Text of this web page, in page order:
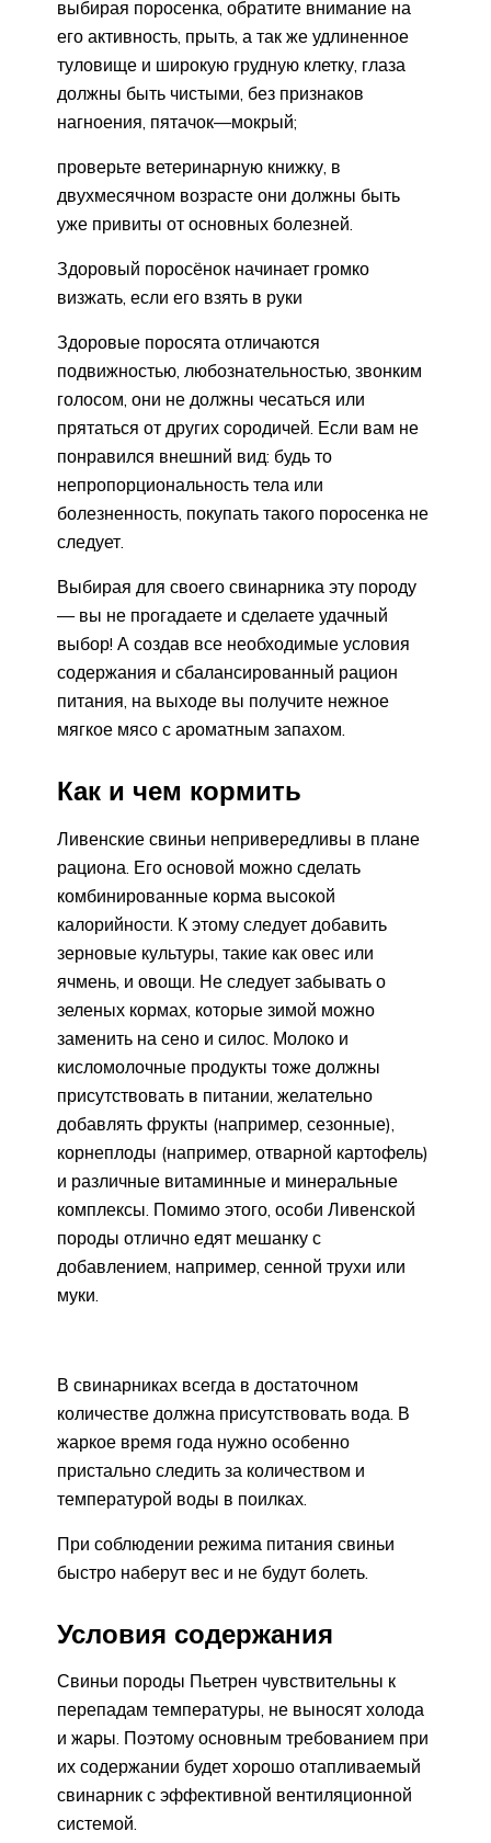
выбирая поросенка, обратите внимание на
его активность, прыть, а так же удлиненное
туловище и широкую грудную клетку, глаза
должны быть чистыми, без признаков
нагноения, пятачок—мокрый;
проверьте ветеринарную книжку, в
двухмесячном возрасте они должны быть
уже привиты от основных болезней.
Здоровый поросёнок начинает громко
визжать, если его взять в руки
Здоровые поросята отличаются
подвижностью, любознательностью, звонким
голосом, они не должны чесаться или
прятаться от других сородичей. Если вам не
понравился внешний вид: будь то
непропорциональность тела или
болезненность, покупать такого поросенка не
следует.
Выбирая для своего свинарника эту породу
— вы не прогадаете и сделаете удачный
выбор! А создав все необходимые условия
содержания и сбалансированный рацион
питания, на выходе вы получите нежное
мягкое мясо с ароматным запахом.
Как и чем кормить
Ливенские свиньи непривередливы в плане
рациона. Его основой можно сделать
комбинированные корма высокой
калорийности. К этому следует добавить
зерновые культуры, такие как овес или
ячмень, и овощи. Не следует забывать о
зеленых кормах, которые зимой можно
заменить на сено и силос. Молоко и
кисломолочные продукты тоже должны
присутствовать в питании, желательно
добавлять фрукты (например, сезонные),
корнеплоды (например, отварной картофель)
и различные витаминные и минеральные
комплексы. Помимо этого, особи Ливенской
породы отлично едят мешанку с
добавлением, например, сенной трухи или
муки.
В свинарниках всегда в достаточном
количестве должна присутствовать вода. В
жаркое время года нужно особенно
пристально следить за количеством и
температурой воды в поилках.
При соблюдении режима питания свиньи
быстро наберут вес и не будут болеть.
Условия содержания
Свиньи породы Пьетрен чувствительны к
перепадам температуры, не выносят холода
и жары. Поэтому основным требованием при
их содержании будет хорошо отапливаемый
свинарник с эффективной вентиляционной
системой.